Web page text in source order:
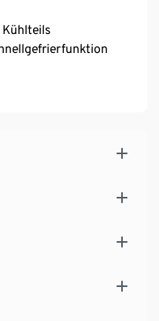
Kühlteils